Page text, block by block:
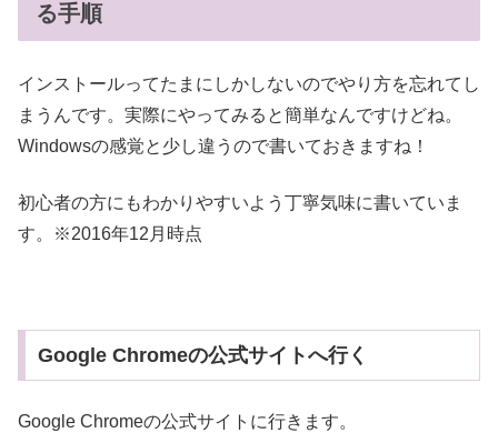
る手順
インストールってたまにしかしないのでやり方を忘れてし
まうんです。実際にやってみると簡単なんですけどね。
Windowsの感覚と少し違うので書いておきますね！
初心者の方にもわかりやすいよう丁寧気味に書いていま
す。※2016年12月時点
Google Chromeの公式サイトへ行く
Google Chromeの公式サイトに行きます。